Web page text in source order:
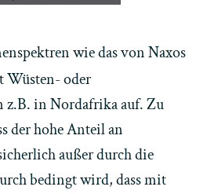
wie das von Naxos
Wüsten- oder
z.B. in Nordafrika auf. Zu
der hohe Anteil an
außer durch die
bedingt wird, dass mit